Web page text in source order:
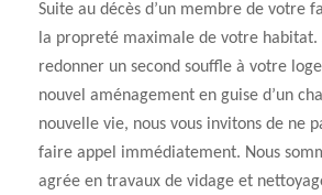
Suite au décès d’un membre de votre
la propreté maximale de votre habitat.
redonner un second souffle à votre
nouvel aménagement en guise d’un
nouvelle vie, nous vous invitons de ne
faire appel immédiatement. Nous
agrée en travaux de vidage et